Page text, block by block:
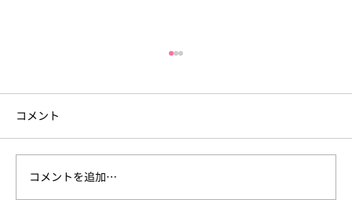
コメント
コメントを追加…